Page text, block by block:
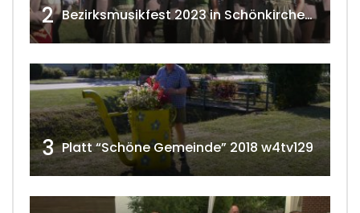
2 Bezirksmusikfest 2023 in Schönkirchen-Reyersdorf
3 Platt “Schöne Gemeinde” 2018 w4tv129